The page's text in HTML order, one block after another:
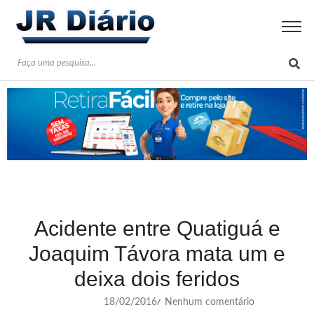
Acidente entre Quatiguá e
Joaquim Távora mata um e
deixa dois feridos
18/02/2016/ Nenhum comentário